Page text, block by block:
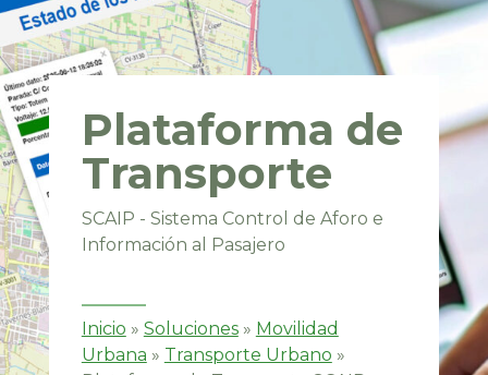
Plataforma de
Transporte
SCAIP - Sistema Control de Aforo e
Información al Pasajero
Inicio » Soluciones» Movilidad
Urbana » Transporte Urbano »